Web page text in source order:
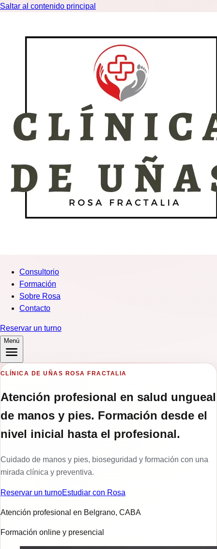
Saltar al contenido principal
Consultorio
Formación
Sobre Rosa
Contacto
Reservar un turno
Menú
CLÍNICA DE UÑAS ROSA FRACTALIA
Atención profesional en salud ungueal
de manos y pies. Formación desde el
nivel inicial hasta el profesional.
Cuidado de manos y pies, bioseguridad y formación con una
mirada clínica y preventiva.
Reservar un turnoEstudiar con Rosa
Atención profesional en Belgrano, CABA
Formación online y presencial